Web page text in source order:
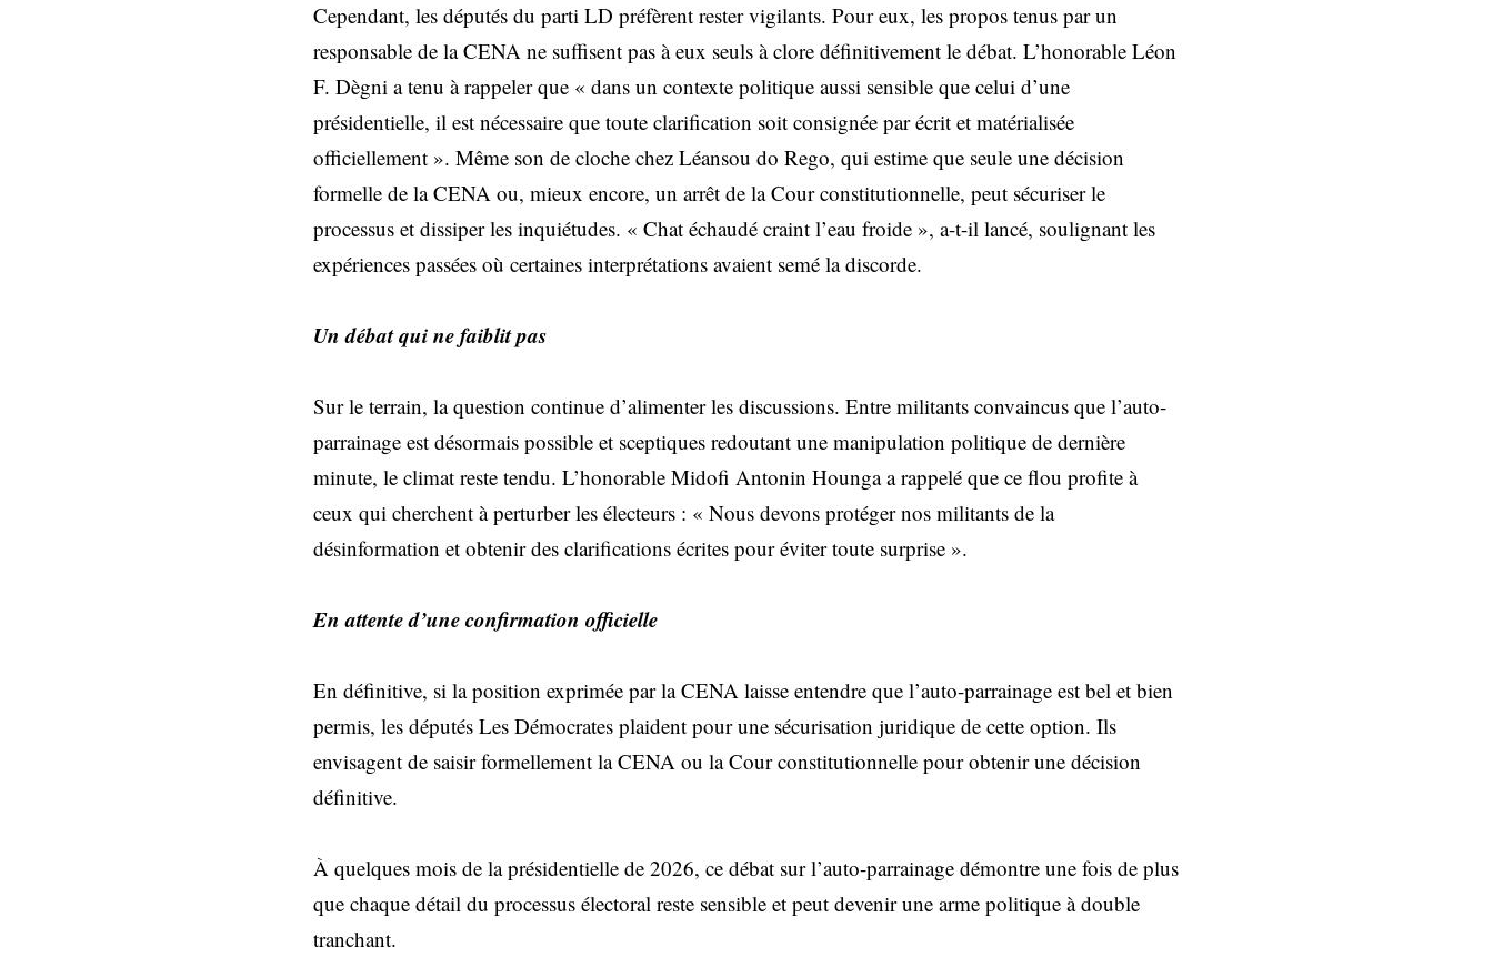
Cependant, les députés du parti LD préfèrent rester vigilants. Pour eux, les propos tenus par un
responsable de la CENA ne suffisent pas à eux seuls à clore définitivement le débat. L’honorable Léon
F. Dègni a tenu à rappeler que « dans un contexte politique aussi sensible que celui d’une
présidentielle, il est nécessaire que toute clarification soit consignée par écrit et matérialisée
officiellement ». Même son de cloche chez Léansou do Rego, qui estime que seule une décision
formelle de la CENA ou, mieux encore, un arrêt de la Cour constitutionnelle, peut sécuriser le
processus et dissiper les inquiétudes. « Chat échaudé craint l’eau froide », a-t-il lancé, soulignant les
expériences passées où certaines interprétations avaient semé la discorde.
Un débat qui ne faiblit pas
Sur le terrain, la question continue d’alimenter les discussions. Entre militants convaincus que l’auto-
parrainage est désormais possible et sceptiques redoutant une manipulation politique de dernière
minute, le climat reste tendu. L’honorable Midofi Antonin Hounga a rappelé que ce flou profite à
ceux qui cherchent à perturber les électeurs : « Nous devons protéger nos militants de la
désinformation et obtenir des clarifications écrites pour éviter toute surprise ».
En attente d’une confirmation officielle
En définitive, si la position exprimée par la CENA laisse entendre que l’auto-parrainage est bel et bien
permis, les députés Les Démocrates plaident pour une sécurisation juridique de cette option. Ils
envisagent de saisir formellement la CENA ou la Cour constitutionnelle pour obtenir une décision
définitive.
À quelques mois de la présidentielle de 2026, ce débat sur l’auto-parrainage démontre une fois de plus
que chaque détail du processus électoral reste sensible et peut devenir une arme politique à double
tranchant.